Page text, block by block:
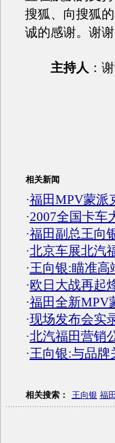
搜狐、向搜狐
诚的感谢。谢谢
主持人 ：
相关新闻
·福田MPV蒙派
·2007全国卡车
·福田副总王向
·北京车展北汽
·王向银:瞄准高
·欧日大战再起
·福田全新MPV
·现场发布会实
·北汽福田营销
·王向银:与品牌
相关搜索： 王向银 福田